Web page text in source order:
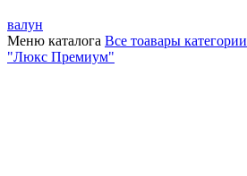
валун
Меню каталога Все тоавары категории
"Люкс Премиум"